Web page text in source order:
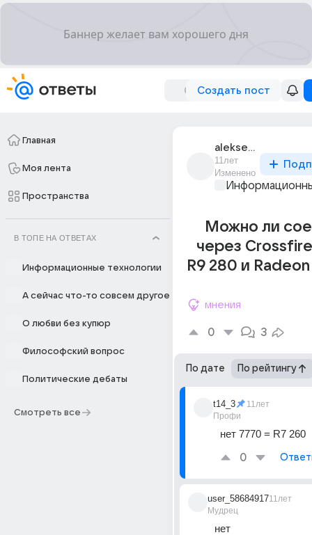
Создать пост
Главная
Моя лента
Пространства
В ТОПЕ НА ОТВЕТАХ
Информационные технологии
А сейчас что-то совсем другое
О любви без купюр
Философский вопрос
Политические дебаты
Смотреть все
aleksei_antushev_5
11лет
Изменено
Можно ли
через
R9 280 и
мнения
0 3
По дате По рейтингу
t14_3
Профи
11лет
нет 7770 = R7 260
0
user_58684917
Мудрец
11лет
нет